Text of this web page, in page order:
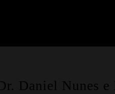
Daniel Nunes